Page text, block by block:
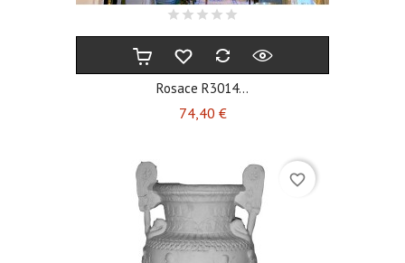
Rosace R3014...
74,40 €Prix
favorite_border